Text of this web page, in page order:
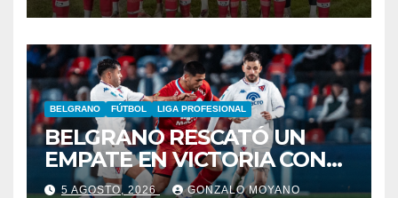
BELGRANO FÚTBOL LIGA PROFESIONAL
BELGRANO RESCATÓ UN
EMPATE EN VICTORIA CON
CARDOZO COMO FIGURA
5 AGOSTO, 2026 GONZALO MOYANO